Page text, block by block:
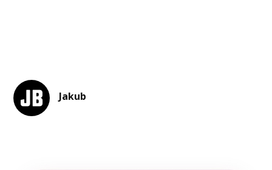
Jakub